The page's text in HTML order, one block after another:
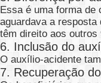
Essa é uma forma de
aguardava a
têm direito aos outros
6. Inclusão do
O auxílio-acidente
7. Recuperação